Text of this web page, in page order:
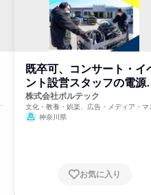
既卒可、コンサート・イ
ント設営スタッフの電源
門
株式会社ボルテック
文化・教養・娯楽、広告・メディア・マ
ミ、電力・ガス・水道・エネルギー
神奈川県
お気に入り